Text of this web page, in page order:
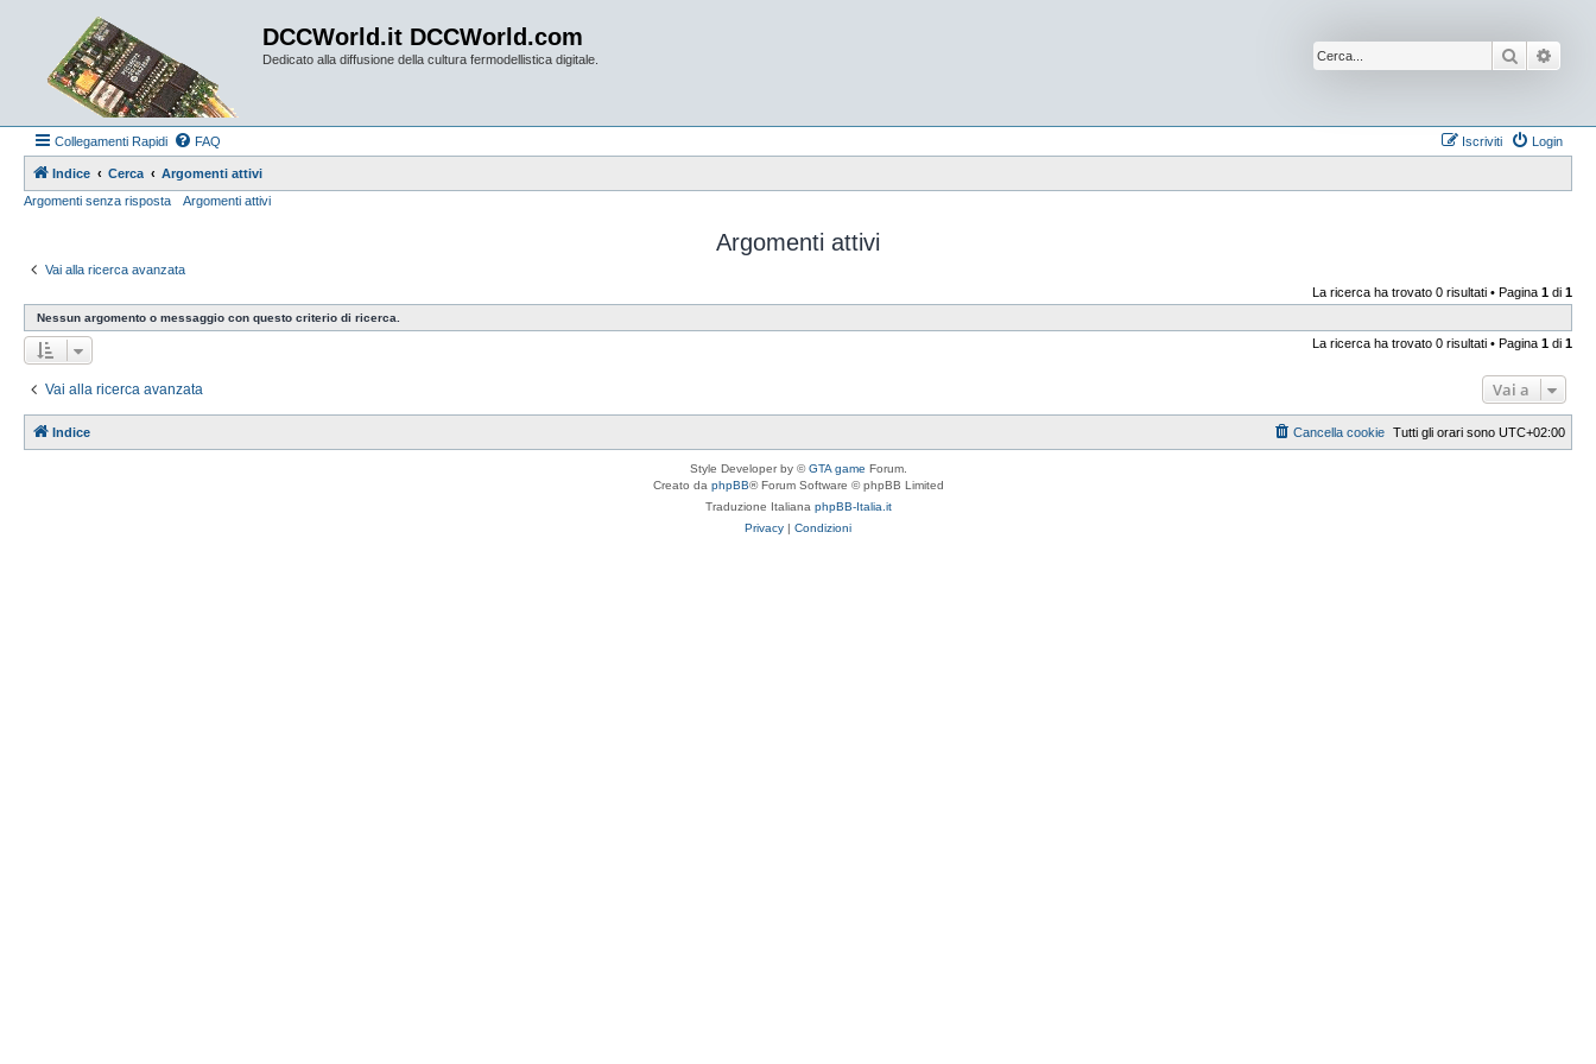
DCCWorld.it DCCWorld.com
Dedicato alla diffusione della cultura fermodellistica digitale. Cerca
Collegamenti Rapidi FAQ Login
Iscriviti
Indice Cerca
Argomenti attivi
Argomenti senza risposta
Argomenti attivi
Argomenti attivi
Vai alla ricerca avanzata
La ricerca ha trovato 0 risultati • Pagina 1 di 1
Nessun argomento o messaggio con questo criterio di ricerca.
La ricerca ha trovato 0 risultati • Pagina 1 di 1
Vai alla ricerca avanzata Vai a
Indice Tutti gli orari sono UTC+02:00
Cancella cookie
Style Developer by ©GTA game Forum.
Creato da phpBB® Forum Software © phpBB Limited
Traduzione Italiana phpBB-Italia.it
Privacy | Condizioni